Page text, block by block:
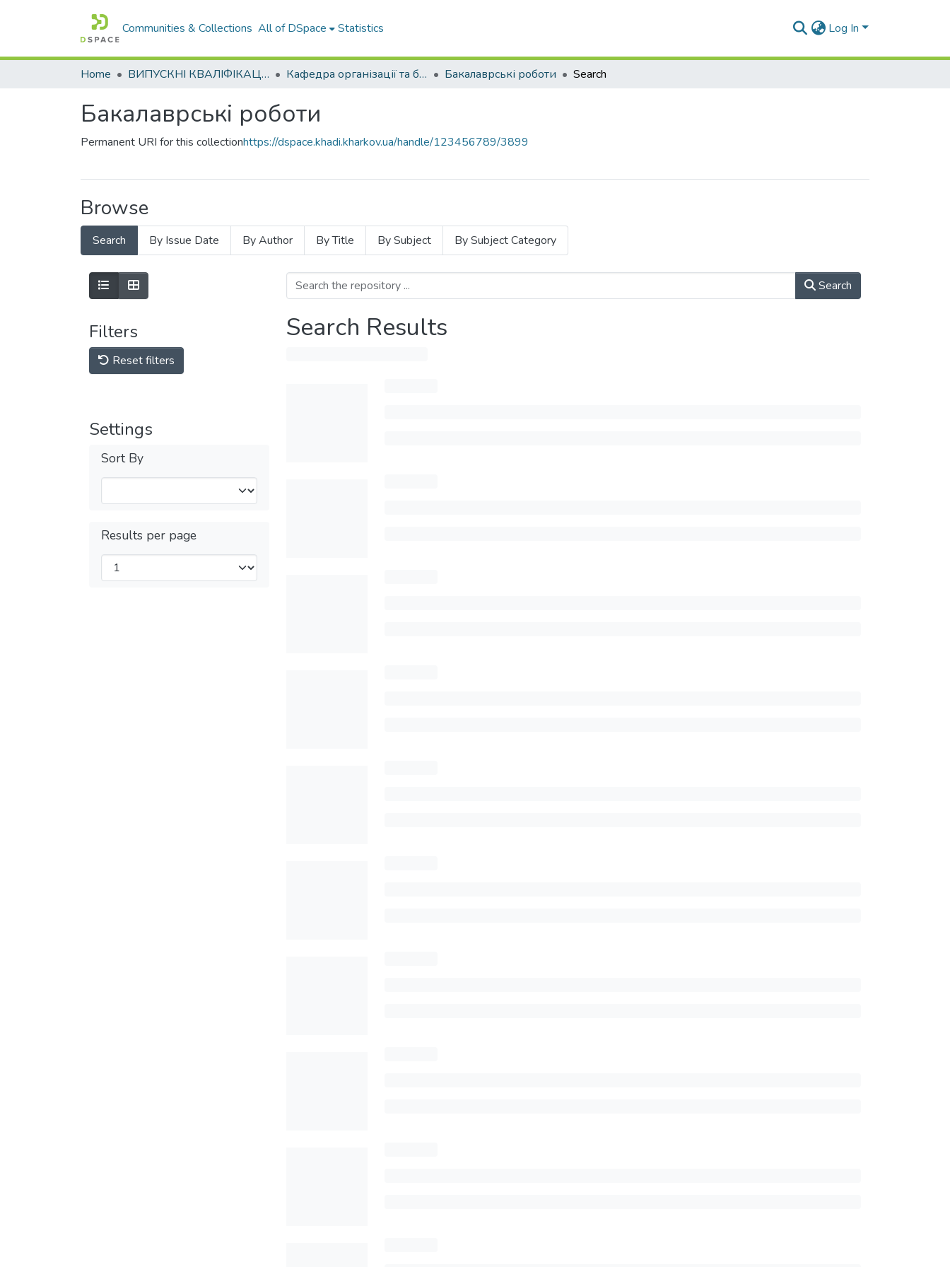
Communities & Collections All of DSpace Statistics Log In
Home ВИПУСКНІ КВАЛІФІКАЦІЙНІ РОБОТИ Кафедра організації та безпеки дорожнього руху Бакалаврські роботи Search
Бакалаврські роботи
Permanent URI for this collectionhttps://dspace.khadi.kharkov.ua/handle/123456789/3899
Browse
Search By Issue Date By Author By Title By Subject By Subject Category
Filters
Reset filters
Settings
Sort By
Results per page
Search
Search Results